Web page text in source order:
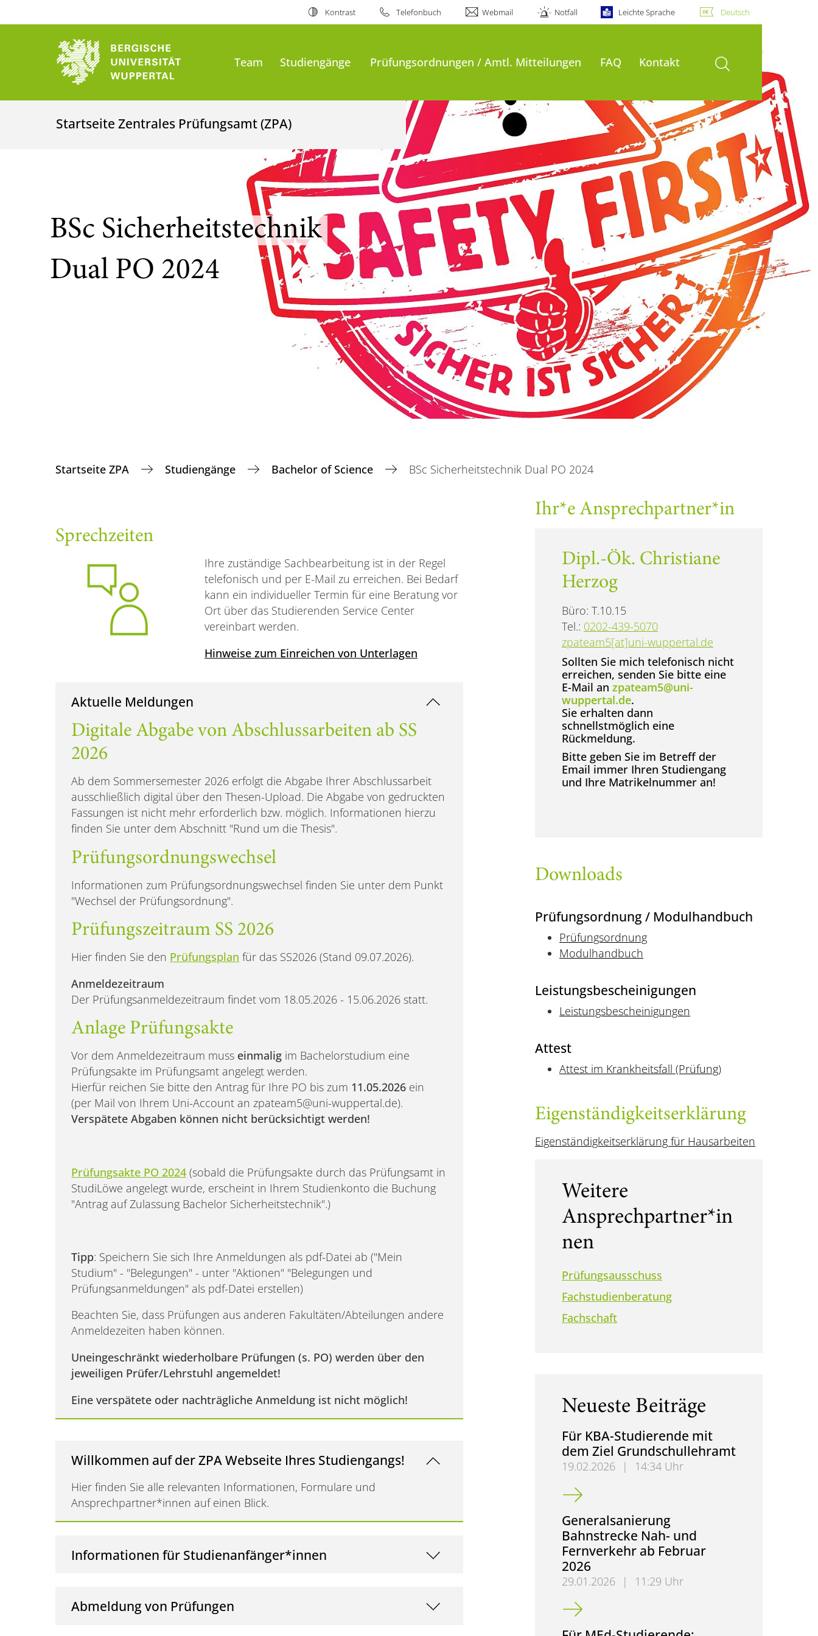
Kontrast Telefonbuch Webmail Notfall Leichte Sprache Deutsch
Team Studiengänge Prüfungsordnungen / Amtl. Mitteilungen FAQ Kontakt Suche öffnen
Startseite Zentrales Prüfungsamt (ZPA)
BSc Sicherheitstechnik
Dual PO 2024
Startseite ZPA Studiengänge Bachelor of Science BSc Sicherheitstechnik Dual PO 2024
Sprechzeiten
Ihre zuständige Sachbearbeitung ist in der Regel
telefonisch und per E-Mail zu erreichen. Bei Bedarf
kann ein individueller Termin für eine Beratung vor
Ort über das Studierenden Service Center
vereinbart werden.
Hinweise zum Einreichen von Unterlagen
Aktuelle Meldungen
Digitale Abgabe von Abschlussarbeiten ab SS
2026
Ab dem Sommersemester 2026 erfolgt die Abgabe Ihrer Abschlussarbeit
ausschließlich digital über den Thesen-Upload. Die Abgabe von gedruckten
Fassungen ist nicht mehr erforderlich bzw. möglich. Informationen hierzu
finden Sie unter dem Abschnitt "Rund um die Thesis".
Prüfungsordnungswechsel
Informationen zum Prüfungsordnungswechsel finden Sie unter dem Punkt
"Wechsel der Prüfungsordnung".
Prüfungszeitraum SS 2026
Hier finden Sie den Prüfungsplan für das SS2026 (Stand 09.07.2026).
Anmeldezeitraum
Der Prüfungsanmeldezeitraum findet vom 18.05.2026 - 15.06.2026 statt.
Anlage Prüfungsakte
Vor dem Anmeldezeitraum muss einmalig im Bachelorstudium eine
Prüfungsakte im Prüfungsamt angelegt werden.
Hierfür reichen Sie bitte den Antrag für Ihre PO bis zum 11.05.2026 ein
(per Mail von Ihrem Uni-Account an zpateam5@uni-wuppertal.de).
Verspätete Abgaben können nicht berücksichtigt werden!
Prüfungsakte PO 2024 (sobald die Prüfungsakte durch das Prüfungsamt in
StudiLöwe angelegt wurde, erscheint in Ihrem Studienkonto die Buchung
"Antrag auf Zulassung Bachelor Sicherheitstechnik".)
Tipp: Speichern Sie sich Ihre Anmeldungen als pdf-Datei ab ("Mein
Studium" - "Belegungen" - unter "Aktionen" "Belegungen und
Prüfungsanmeldungen" als pdf-Datei erstellen)
Beachten Sie, dass Prüfungen aus anderen Fakultäten/Abteilungen andere
Anmeldezeiten haben können.
Uneingeschränkt wiederholbare Prüfungen (s. PO) werden über den
jeweiligen Prüfer/Lehrstuhl angemeldet!
Eine verspätete oder nachträgliche Anmeldung ist nicht möglich!
Willkommen auf der ZPA Webseite Ihres Studiengangs!
Hier finden Sie alle relevanten Informationen, Formulare und
Ansprechpartner*innen auf einen Blick.
Informationen für Studienanfänger*innen
Abmeldung von Prüfungen
Ihr*e Ansprechpartner*in
Dipl.-Ök. Christiane
Herzog
Büro: T.10.15
Tel.: 0202-439-5070
zpateam5[at]uni-wuppertal.de
Sollten Sie mich telefonisch nicht
erreichen, senden Sie bitte eine
E-Mail anzpateam5@uni-
wuppertal.de.
Sie erhalten dann
schnellstmöglich eine
Rückmeldung.
Bitte geben Sie im Betreff der
Email immer Ihren Studiengang
und Ihre Matrikelnummer an!
Downloads
Prüfungsordnung / Modulhandbuch
Prüfungsordnung
Modulhandbuch
Leistungsbescheinigungen
Leistungsbescheinigungen
Attest
Attest im Krankheitsfall (Prüfung)
Eigenständigkeitserklärung
Eigenständigkeitserklärung für Hausarbeiten
Weitere
Ansprechpartner*in
nen
Prüfungsausschuss
Fachstudienberatung
Fachschaft
Neueste Beiträge
Für KBA-Studierende mit
dem Ziel Grundschullehramt
19.02.2026 |
14:34 Uhr
Für KBA-Studierende mit dem Ziel
Generalsanierung
Bahnstrecke Nah- und
Fernverkehr ab Februar
2026
29.01.2026 |
11:29 Uhr
Generalsanierung Bahnstrecke Nah- und